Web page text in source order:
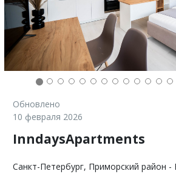
Обновлено
10 февраля 2026
InndaysApartments
Санкт-Петербург, Приморский район -